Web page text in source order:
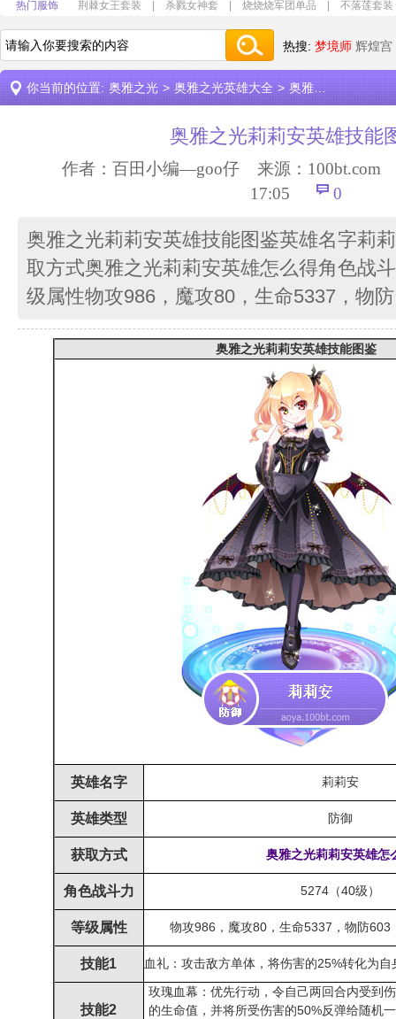
热门服饰 荆棘女王套装 杀戮女神套 烧烧烧军团单品 不落莲套装
热搜: 梦境师 辉煌宫
你当前的位置: 奥雅之光 > 奥雅之光英雄大全 > 奥雅之光莉莉安英雄技能图鉴
奥雅之光莉莉安英雄技能
作者：百田小编—goo仔 来源： 100bt.com
17:05
0
奥雅之光莉莉安英雄技能图鉴英雄名字莉
取方式奥雅之光莉莉安英雄怎么得角色战
级属性物攻986，魔攻80，生命5337，物防
奥雅之光莉莉安英雄技能图鉴
英雄名字 莉莉安
英雄类型 防御
获取方式 奥雅之光莉莉安英雄怎
角色战斗力 5274（40级）
等级属性 物攻986，魔攻80，生命5337，物防
技能1 血礼：攻击敌方单体，将伤害的25%转化为自
技能2
玫瑰血幕：优先行动，令自己两回合内受到
的生命值，并将所受伤害的50%反弹给随机